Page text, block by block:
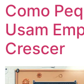
Como
Usam
Crescer